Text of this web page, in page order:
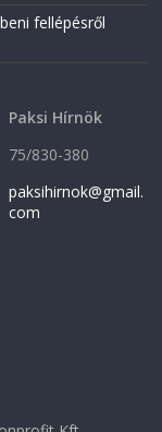
fellépésről
Paksi Hírnök
75/830-380
paksihirnok@gmail.
com